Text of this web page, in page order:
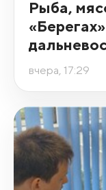
Рыба,
вчера, 17:29